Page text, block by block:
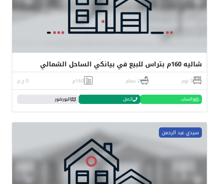
شاليه 160م بتراس للبيع في بيانكي الساحل الشمالي
3 نوم 2 حمام 160م 0 ج.م
واتساب اتصل البورشور
سيدي عبد الرحمن